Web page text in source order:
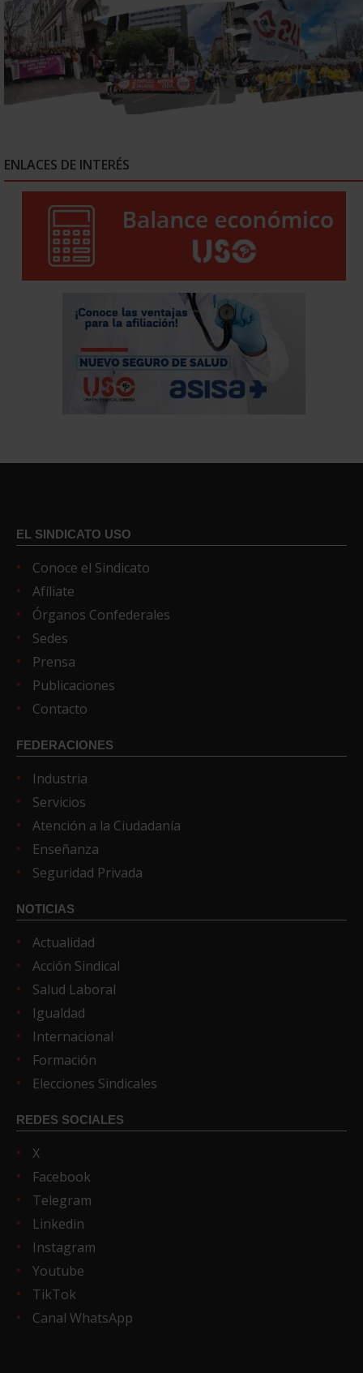
ENLACES DE INTERÉS
EL SINDICATO USO
Conoce el Sindicato
Afíliate
Órganos Confederales
Sedes
Prensa
Publicaciones
Contacto
FEDERACIONES
Industria
Servicios
Atención a la Ciudadanía
Enseñanza
Seguridad Privada
NOTICIAS
Actualidad
Acción Sindical
Salud Laboral
Igualdad
Internacional
Formación
Elecciones Sindicales
REDES SOCIALES
X
Facebook
Telegram
Linkedin
Instagram
Youtube
TikTok
Canal WhatsApp